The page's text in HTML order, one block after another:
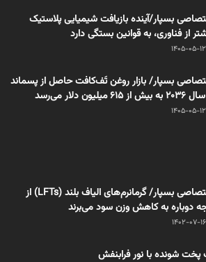
بسپار/آینده بازیافت شیمیایی پلاستیک
از فناوری، به قوانین بستگی دارد
1405-05-12
بسپار/ بازار روغن تَف‌کافت حاصل از پسماند
از ۶۱۵ میلیون دلار می‌رسد
1405-05-12
اختصاصی بسپار/ گرمانرم‌‌های الیاف بلند (LFTs) از
دوباره به کاهش وزن سود می‌‌برند
1402-07-16
پخت شونده با نور فرابنفش